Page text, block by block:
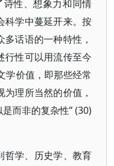
诗性、想象力和同情
科学中蔓延开来。按
话语的一种特性，
性可以用流传至今
学价值，即那些经常
理所当然的价值，
而非的复杂性” (30)
哲学、历史学、教育